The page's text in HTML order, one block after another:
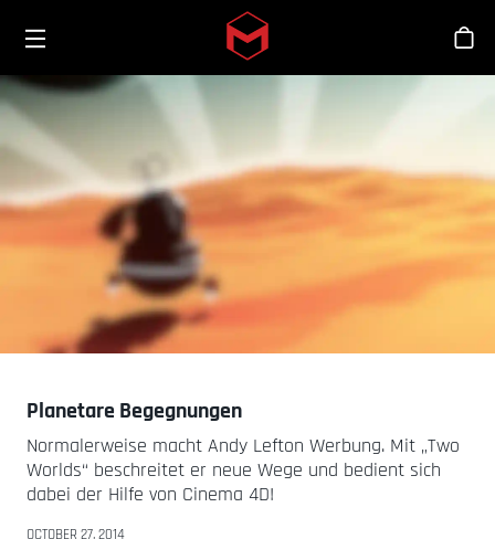
Skip to main content
Planetare Begegnungen
Normalerweise macht Andy Lefton Werbung. Mit „Two
Worlds“ beschreitet er neue Wege und bedient sich
dabei der Hilfe von Cinema 4D!
OCTOBER 27, 2014